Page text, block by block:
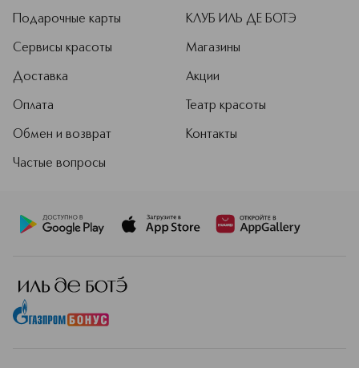
Подарочные карты
Сервисы красоты
Доставка
Оплата
Обмен и возврат
Частые вопросы
КЛУБ ИЛЬ ДЕ БОТЭ
Магазины
Акции
Театр красоты
Контакты